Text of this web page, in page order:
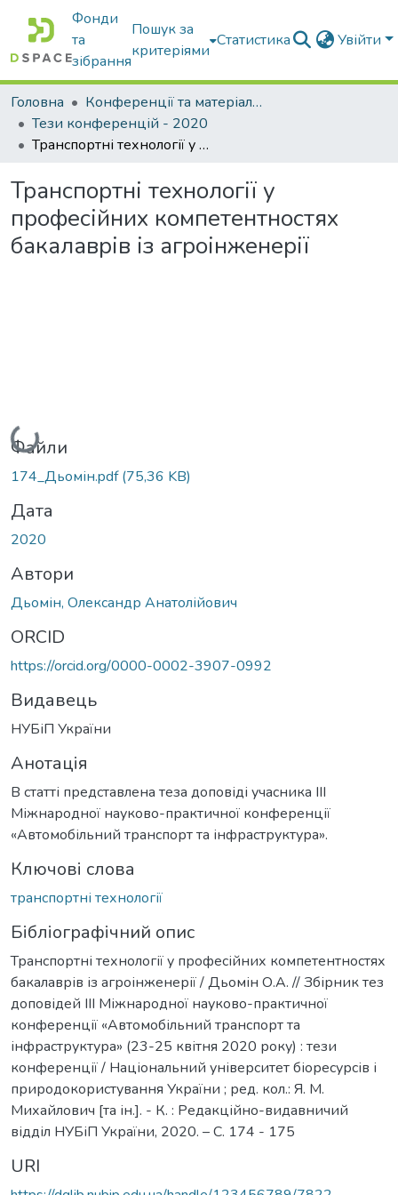
Фонди
та
зібрання
Пошук за
критеріями
Статистика Увійти
Головна
Конференції та матеріали конференцій
Тези конференцій - 2020
Транспортні технології у професійних компетентностях бакалаврів із агроінженерії
Транспортні технології у
професійних компетентностях
бакалаврів із агроінженерії
Вантажиться...
Файли
174_Дьомін.pdf(75,36 KB)
Дата
2020
Автори
Дьомін, Олександр Анатолійович
ORCID
https://orcid.org/0000-0002-3907-0992
Видавець
НУБіП України
Анотація
В статті представлена теза доповіді учасника ІІІ
Міжнародної науково-практичної конференції
«Автомобільний транспорт та інфраструктура».
Ключові слова
транспортні технології
Бібліографічний опис
Транспортні технології у професійних компетентностях
бакалаврів із агроінженерії / Дьомін О.А. // Збірник тез
доповідей ІІІ Міжнародної науково-практичної
конференції «Автомобільний транспорт та
інфраструктура» (23-25 квітня 2020 року) : тези
конференції / Національний університет біоресурсів і
природокористування України ; ред. кол.: Я. М.
Михайлович [та ін.]. - К. : Редакційно-видавничий
відділ НУБіП України, 2020. – С. 174 - 175
URI